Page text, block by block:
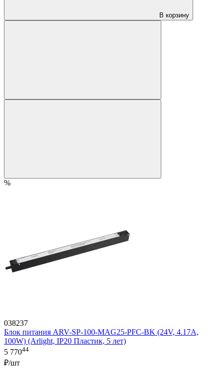
В корзину
%
038237
Блок питания ARV-SP-100-MAG25-PFC-BK (24V, 4.17A,
100W) (Arlight, IP20 Пластик, 5 лет)
5 77044
₽/шт